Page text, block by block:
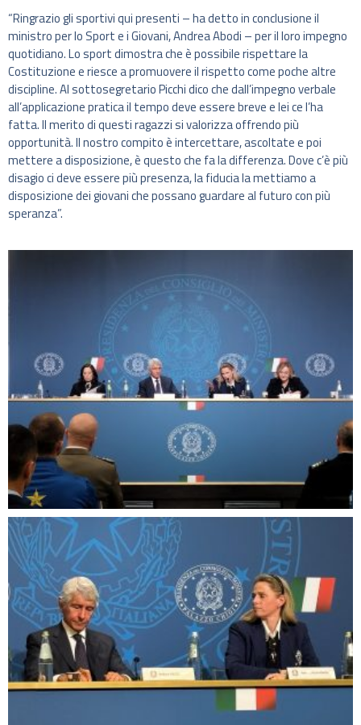
“Ringrazio gli sportivi qui presenti – ha detto in conclusione il
ministro per lo Sport e i Giovani, Andrea Abodi – per il loro impegno
quotidiano. Lo sport dimostra che è possibile rispettare la
Costituzione e riesce a promuovere il rispetto come poche altre
discipline. Al sottosegretario Picchi dico che dall’impegno verbale
all’applicazione pratica il tempo deve essere breve e lei ce l’ha
fatta. Il merito di questi ragazzi si valorizza offrendo più
opportunità. Il nostro compito è intercettare, ascoltate e poi
mettere a disposizione, è questo che fa la differenza. Dove c’è più
disagio ci deve essere più presenza, la fiducia la mettiamo a
disposizione dei giovani che possano guardare al futuro con più
speranza”.